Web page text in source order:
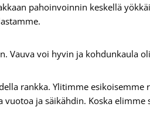
pahoinvoinnin keskellä
Vauva voi hyvin ja kohdunkaula
rankka. Ylitimme
ja säikähdin. Koska